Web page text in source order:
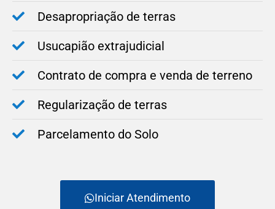
Desapropriação de terras
Usucapião extrajudicial
Contrato de compra e venda de terreno
Regularização de terras
Parcelamento do Solo
Iniciar Atendimento